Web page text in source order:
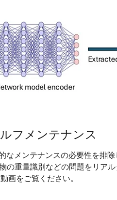
フメンテナンス
メンテナンスの必要性を排
重量識別などの問題をリア
画をご覧ください。